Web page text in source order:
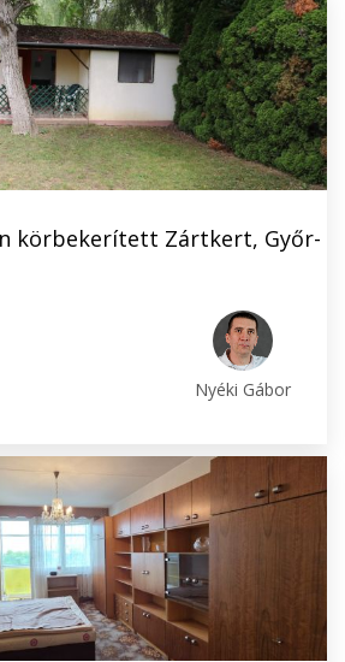
körbekerített Zártkert, Győr-
Nyéki Gábor